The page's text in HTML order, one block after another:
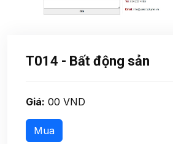
T014 - Bất động sản
Giá: 00 VND